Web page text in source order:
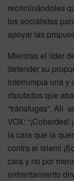
recriminándoles
los socialistas
apoyar las
Mientras el líder
defender su
interrumpía una y
diputados que
“tránsfugas”. Ali
VOX:
la cara que la
contra el islam!
cara y no por
enfrentamiento